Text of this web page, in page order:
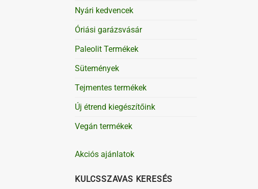
Nyári kedvencek
Óriási garázsvásár
Paleolit Termékek
Sütemények
Tejmentes termékek
Új étrend kiegészítőink
Vegán termékek
Akciós ajánlatok
KULCSSZAVAS KERESÉS